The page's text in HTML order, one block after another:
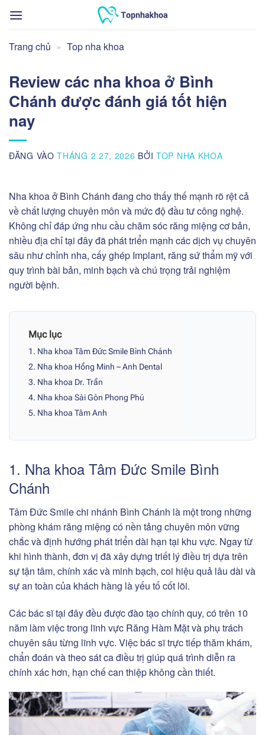
qua
dung
Trang chủ » Top nha khoa
Review các nha khoa ở Bình
Chánh được đánh giá tốt hiện
nay
ĐĂNG VÀOTHÁNG 2 27, 2026 BỞITOP NHA KHOA
Nha khoa ở Bình Chánh đang cho thấy thế mạnh rõ rệt cả
về chất lượng chuyên môn và mức độ đầu tư công nghệ.
Không chỉ đáp ứng nhu cầu chăm sóc răng miệng cơ bản,
nhiều địa chỉ tại đây đã phát triển mạnh các dịch vụ chuyên
sâu như chỉnh nha, cấy ghép Implant, răng sứ thẩm mỹ với
quy trình bài bản, minh bạch và chú trọng trải nghiệm
người bệnh.
Mục lục
1. Nha khoa Tâm Đức Smile Bình Chánh
2. Nha khoa Hồng Minh – Anh Dental
3. Nha khoa Dr. Trần
4. Nha khoa Sài Gòn Phong Phú
5. Nha khoa Tâm Anh
1. Nha khoa Tâm Đức Smile Bình
Chánh
Tâm Đức Smile chi nhánh Bình Chánh là một trong những
phòng khám răng miệng có nền tảng chuyên môn vững
chắc và định hướng phát triển dài hạn tại khu vực. Ngay từ
khi hình thành, đơn vị đã xây dựng triết lý điều trị dựa trên
sự tận tâm, chính xác và minh bạch, coi hiệu quả lâu dài và
sự an toàn của khách hàng là yếu tố cốt lõi.
Các bác sĩ tại đây đều được đào tạo chính quy, có trên 10
năm làm việc trong lĩnh vực Răng Hàm Mặt và phụ trách
chuyên sâu từng lĩnh vực. Việc bác sĩ trực tiếp thăm khám,
chẩn đoán và theo sát ca điều trị giúp quá trình diễn ra
chính xác hơn, hạn chế can thiệp không cần thiết.